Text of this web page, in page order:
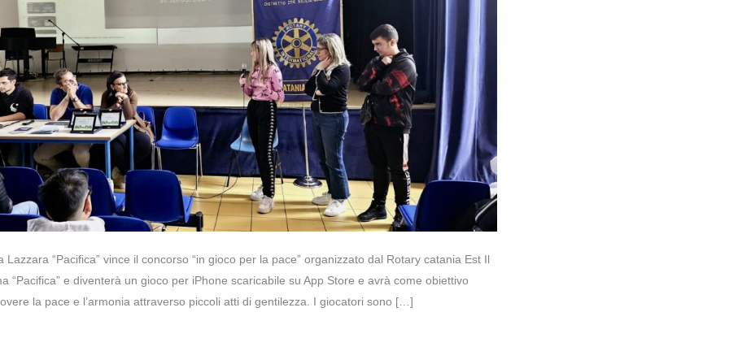
Lazzara “Pacifica” vince il concorso “in gioco per la pace” organizzato dal Rotary catania Est Il
“Pacifica” e diventerà un gioco per iPhone scaricabile su App Store e avrà come obiettivo
la pace e l’armonia attraverso piccoli atti di gentilezza. I giocatori sono […]